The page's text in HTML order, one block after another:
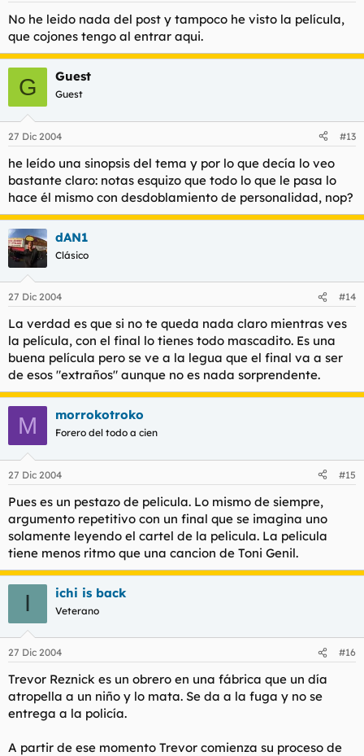
No he leido nada del post y tampoco he visto la película,
que cojones tengo al entrar aqui.
G Guest
Guest
27 Dic 2004 #13
he leído una sinopsis del tema y por lo que decía lo veo
bastante claro: notas esquizo que todo lo que le pasa lo
hace él mismo con desdoblamiento de personalidad, nop?
dAN1
Clásico
27 Dic 2004 #14
La verdad es que si no te queda nada claro mientras ves
la película, con el final lo tienes todo mascadito. Es una
buena película pero se ve a la legua que el final va a ser
de esos "extraños" aunque no es nada sorprendente.
M morrokotroko
Forero del todo a cien
27 Dic 2004 #15
Pues es un pestazo de pelicula. Lo mismo de siempre,
argumento repetitivo con un final que se imagina uno
solamente leyendo el cartel de la pelicula. La pelicula
tiene menos ritmo que una cancion de Toni Genil.
I ichi is back
Veterano
27 Dic 2004 #16
Trevor Reznick es un obrero en una fábrica que un día
atropella a un niño y lo mata. Se da a la fuga y no se
entrega a la policía.
A partir de ese momento Trevor comienza su proceso de